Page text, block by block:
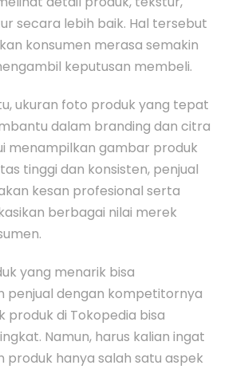
secara lebih baik. Hal tersebut
konsumen merasa semakin
keputusan membeli.
ukuran foto produk yang tepat
dalam branding dan citra
menampilkan gambar produk
tinggi dan konsisten, penjual
kesan profesional serta
berbagai nilai merek
yang menarik bisa
penjual dengan kompetitornya
produk di Tokopedia bisa
Namun, harus kalian ingat
produk hanya salah satu aspek